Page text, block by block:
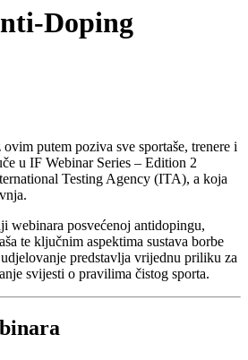
Doping
putem poziva sve sportaše, trenere i
u IF Webinar Series – Edition 2
Testing Agency (ITA), a koja
webinara posvećenoj antidopingu,
te ključnim aspektima sustava borbe
predstavlja vrijednu priliku za
svijesti o pravilima čistog sporta.